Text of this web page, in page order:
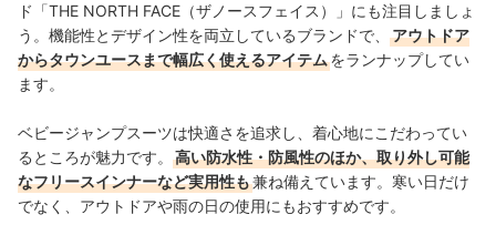
ド「THE NORTH FACE（ザノースフェイス）」にも注目しましょ
う。機能性とデザイン性を両立しているブランドで、
アウトドア
からタウンユースまで幅広く使えるアイテムをランナップしてい
ます。
ベビージャンプスーツは快適さを追求し、着心地にこだわってい
るところが魅力です。
高い防水性・防風性のほか、取り外し可能
なフリースインナーなど実用性も兼ね備えています。寒い日だけ
でなく、アウトドアや雨の日の使用にもおすすめです。